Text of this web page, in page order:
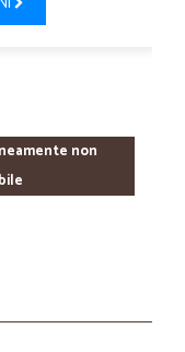
non